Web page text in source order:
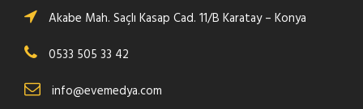
Akabe Mah. Saçlı Kasap Cad. 11/B Karatay – Konya
0533 505 33 42
info@evemedya.com